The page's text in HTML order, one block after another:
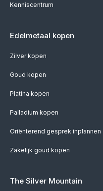
Kenniscentrum
Edelmetaal kopen
Zilver kopen
Goud kopen
Platina kopen
Palladium kopen
Oriënterend gesprek inplannen
Zakelijk goud kopen
The Silver Mountain